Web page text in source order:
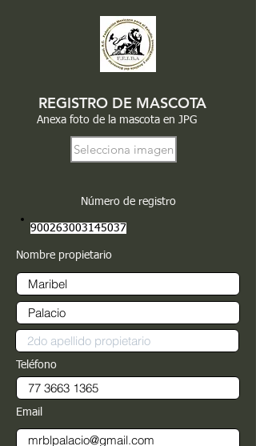
REGISTRO DE MASCOTA
Anexa foto de la mascota en JPG
Selecciona imagen
Número de registro
900263003145037
Nombre propietario
Teléfono
Email